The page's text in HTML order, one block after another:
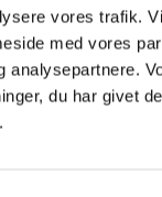
vores trafik.
med vores
analysepartnere.
du har givet